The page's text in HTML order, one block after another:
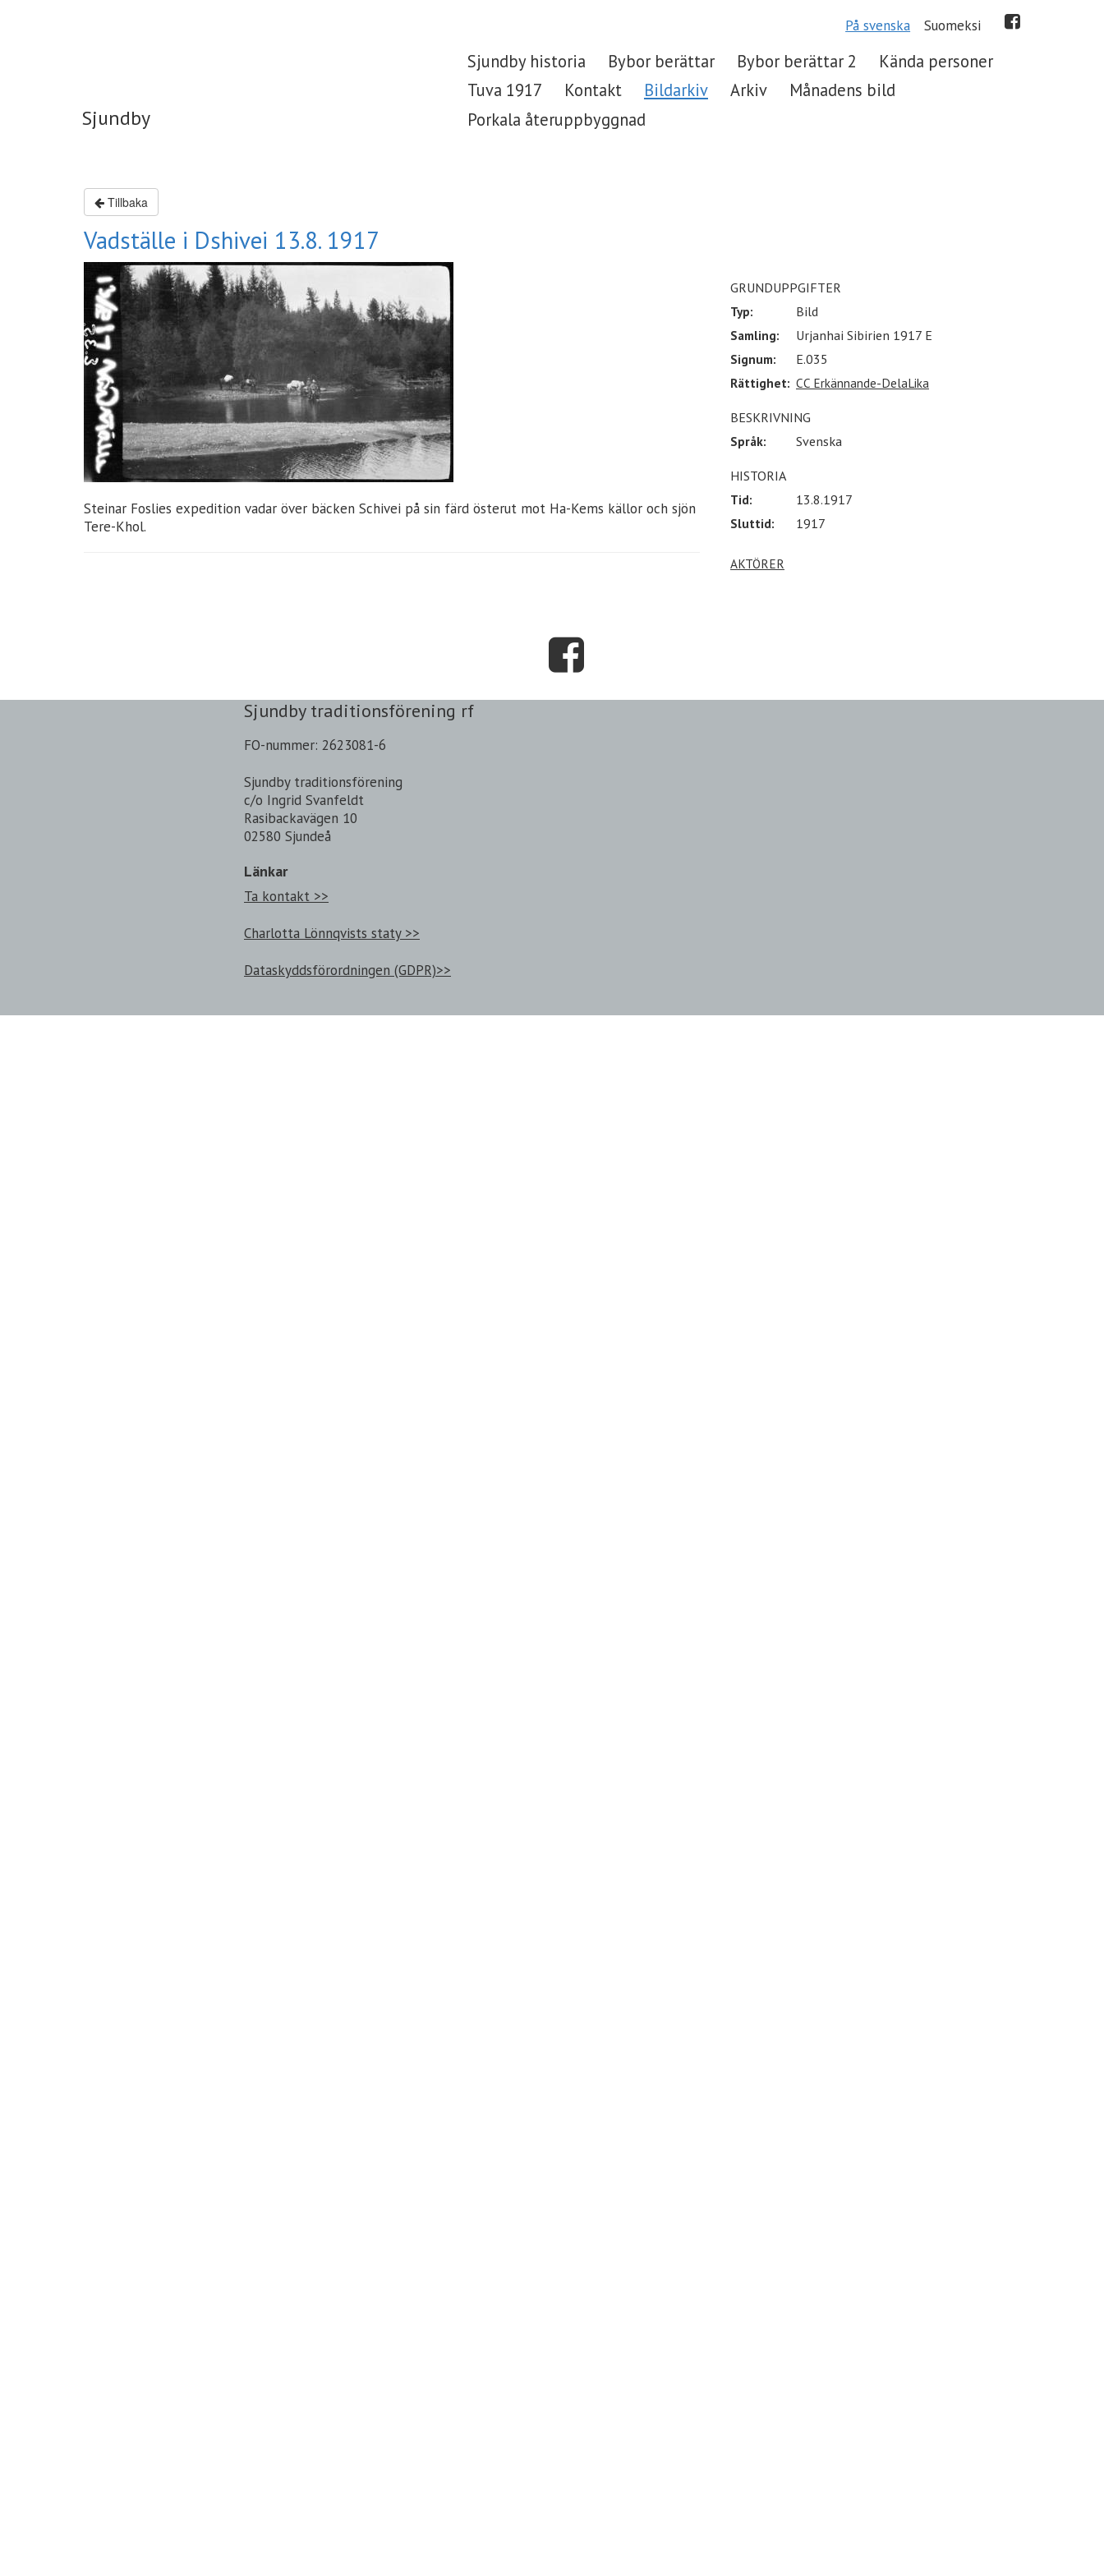
Sjundby
På svenska Suomeksi
Sjundby historia Bybor berättar Bybor berättar 2
Kända personer
Tuva 1917
Kontakt Bildarkiv Arkiv
Månadens bild
Porkala återuppbyggnad
Tillbaka
Vadställe i Dshivei 13.8. 1917
Steinar Foslies expedition vadar över bäcken Schivei på sin färd österut mot Ha-Kems källor och sjön
Tere-Khol.
GRUNDUPPGIFTER
Typ:
Bild
Samling:
Urjanhai Sibirien 1917 E
Signum:
E.035
Rättighet: CC Erkännande-DelaLika
BESKRIVNING
Språk:
Svenska
HISTORIA
Tid:
13.8.1917
Sluttid:
1917
AKTÖRER
Sjundby traditionsförening rf
FO-nummer: 2623081-6
Sjundby traditionsförening
c/o Ingrid Svanfeldt
Rasibackavägen 10
02580 Sjundeå
Länkar
Ta kontakt >>
Charlotta Lönnqvists staty >>
Dataskyddsförordningen (GDPR)>>